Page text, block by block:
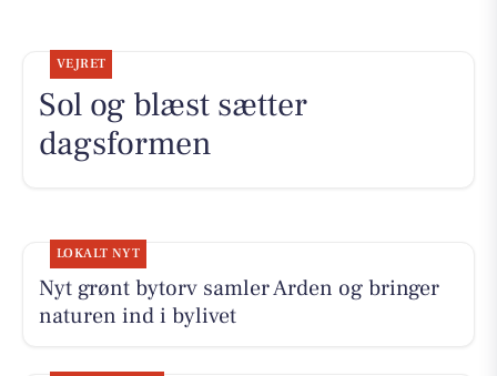
VEJRET
Sol og blæst sætter
dagsformen
LOKALT NYT
Nyt grønt bytorv samler Arden og bringer
naturen ind i bylivet